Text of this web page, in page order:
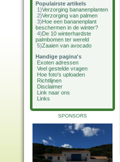
Populairste artikels
1)Verzorging bananenplanten
2)Verzorging van palmen
3)Hoe een bananenplant
beschermen in de winter?
4)De 10 winterhardste
palmbomen ter wereld
5)Zaaien van avocado
Handige pagina's
Exoten adressen
Veel gestelde vragen
Hoe foto's uploaden
Richtlijnen
Disclaimer
Link naar ons
Links
SPONSORS